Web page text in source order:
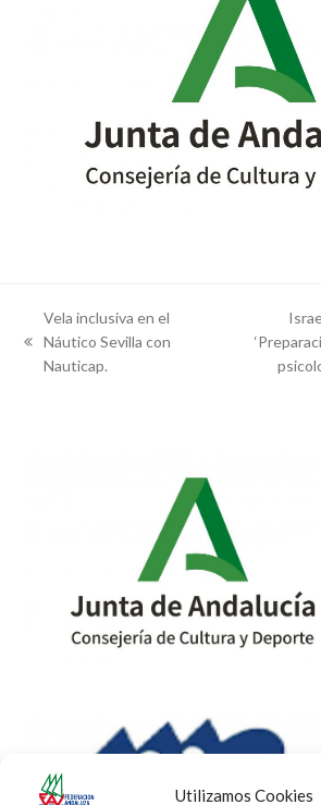
Utilizamos Cookies
previous
post:
Vela inclusiva en el
Náutico Sevilla con
Nauticap.